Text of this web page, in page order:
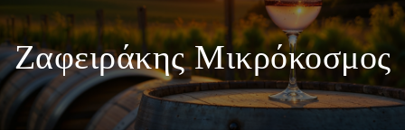
Ζαφειράκης Μικρόκοσμος